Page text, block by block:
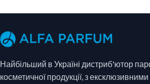
Найбільший в Україні дистриб'ютор
косметичної продукції, з